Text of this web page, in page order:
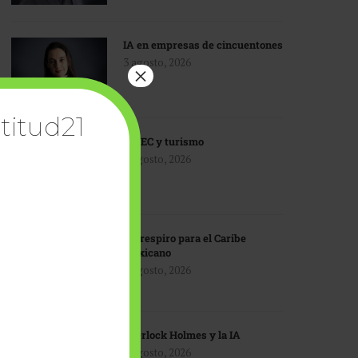
IA en empresas de cincuentones
3 agosto, 2026
TMEC y turismo
3 agosto, 2026
Un respiro para el Caribe
mexicano
3 agosto, 2026
Sherlock Holmes y la IA
3 agosto, 2026
×